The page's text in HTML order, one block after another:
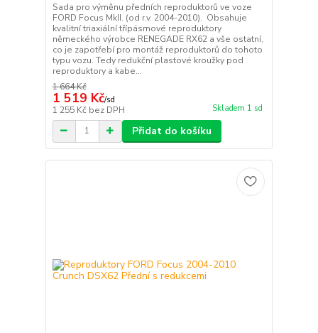
Sada pro výměnu předních reproduktorů ve voze
FORD Focus MkII. (od r.v. 2004-2010). Obsahuje
kvalitní triaxiální třípásmové reproduktory
německého výrobce RENEGADE RX62 a vše ostatní,
co je zapotřebí pro montáž reproduktorů do tohoto
typu vozu. Tedy redukční plastové kroužky pod
reproduktory a kabe...
1 664 Kč
1 519 Kč/sd
1 255 Kč bez DPH Skladem 1 sd
Přidat do košíku